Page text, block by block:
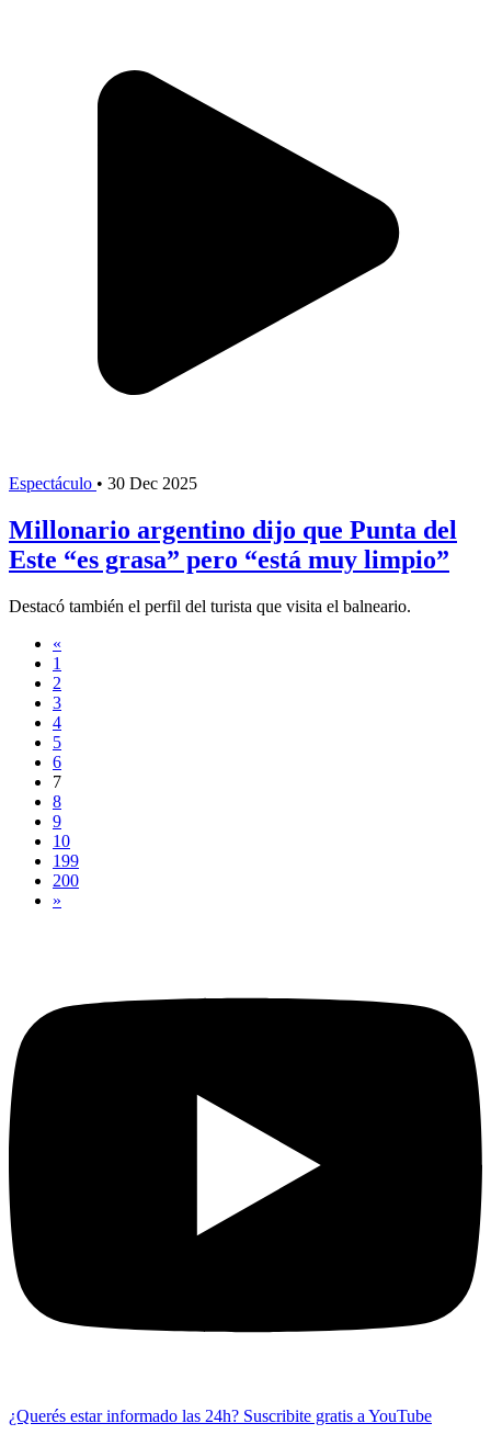
Espectáculo • 30 Dec 2025
Millonario argentino dijo que Punta del
Este “es grasa” pero “está muy limpio”
Destacó también el perfil del turista que visita el balneario.
«
1
2
3
4
5
6
7
8
9
10
199
200
»
¿Querés estar informado las 24h? Suscribite gratis a YouTube